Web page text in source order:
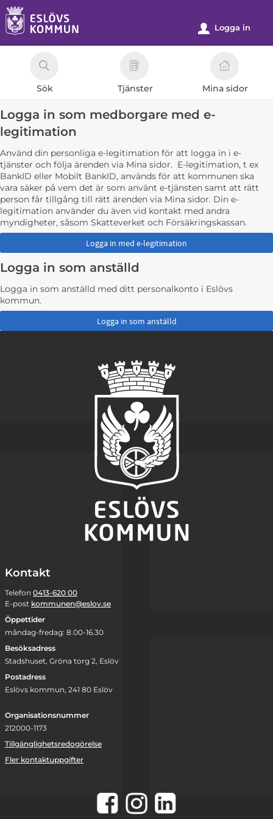
Välkommen
till
e-
tjänster
Eslövs
kommun
Sök Tjänster Mina sidor
u Logga in
Logga in som medborgare med e-
legitimation
Använd din personliga e-legitimation för att logga in i e-
tjänster och följa ärenden via Mina sidor. E-legitimation, t ex
BankID eller Mobilt BankID, används för att kommunen ska
vara säker på vem det är som använt e-tjänsten samt att rätt
person får tillgång till rätt ärenden via Mina sidor. Din e-
legitimation använder du även vid kontakt med andra
myndigheter, såsom Skatteverket och Försäkringskassan.
Logga in som anställd
Logga in som anställd med ditt personalkonto i Eslövs
kommun.
Kontakt
Telefon 0413-620 00
E-post kommunen@eslov.se
Öppettider
måndag-fredag: 8.00-16.30
Besöksadress
Stadshuset, Gröna torg 2, Eslöv
Postadress
Eslövs kommun, 241 80 Eslöv
Organisationsnummer
212000-1173
Tillgänglighetsredogörelse
Fler kontaktuppgifter
Facebook
Instagram